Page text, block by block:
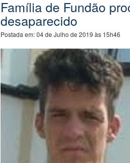
Família de Fundão
desaparecido
Postada em:04 de Julho de 2019 às 15h46